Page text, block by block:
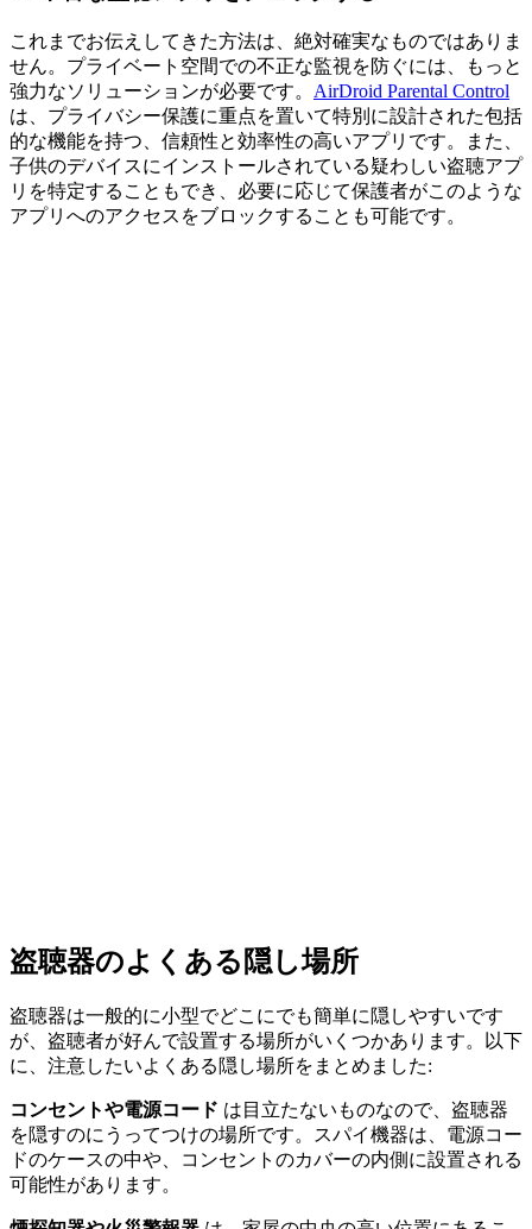
これまでお伝えしてきた方法は、絶対確実なものではありま
せん。プライベート空間での不正な監視を防ぐには、もっと
強力なソリューションが必要です。 AirDroid Parental Control
は、プライバシー保護に重点を置いて特別に設計された包括
的な機能を持つ、信頼性と効率性の高いアプリです。また、
子供のデバイスにインストールされている疑わしい盗聴アプ
リを特定することもでき、必要に応じて保護者がこのような
アプリへのアクセスをブロックすることも可能です。
盗聴器のよくある隠し場所
盗聴器は一般的に小型でどこにでも簡単に隠しやすいです
が、盗聴者が好んで設置する場所がいくつかあります。以下
に、注意したいよくある隠し場所をまとめました:
コンセントや電源コード は目立たないものなので、盗聴器
を隠すのにうってつけの場所です。スパイ機器は、電源コー
ドのケースの中や、コンセントのカバーの内側に設置される
可能性があります。